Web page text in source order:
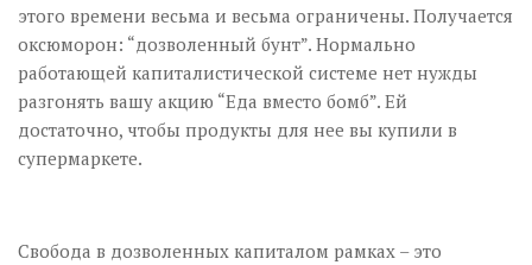
этого времени весьма и весьма ограничены. Получается
оксюморон: “дозволенный бунт”. Нормально
работающей капиталистической системе нет нужды
разгонять вашу акцию “Еда вместо бомб”. Ей
достаточно, чтобы продукты для нее вы купили в
супермаркете.
Свобода в дозволенных капиталом рамках – это